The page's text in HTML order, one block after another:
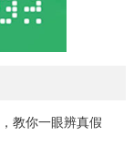
教你一眼辨真假